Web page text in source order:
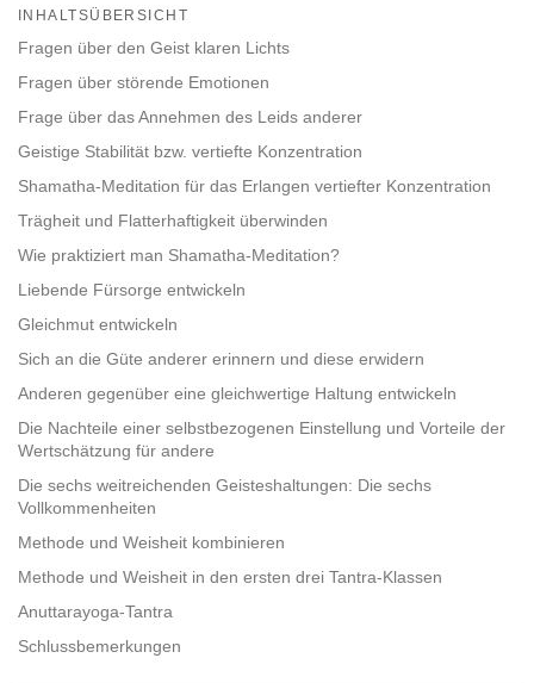
facebook
INHALTSÜBERSICHT
Fragen über den Geist klaren Lichts
Fragen über störende Emotionen
Frage über das Annehmen des Leids anderer
Geistige Stabilität bzw. vertiefte Konzentration
Shamatha-Meditation für das Erlangen vertiefter Konzentration
Trägheit und Flatterhaftigkeit überwinden
Wie praktiziert man Shamatha-Meditation?
Liebende Fürsorge entwickeln
Gleichmut entwickeln
Sich an die Güte anderer erinnern und diese erwidern
Anderen gegenüber eine gleichwertige Haltung entwickeln
Die Nachteile einer selbstbezogenen Einstellung und Vorteile der
Wertschätzung für andere
Die sechs weitreichenden Geisteshaltungen: Die sechs
Vollkommenheiten
Methode und Weisheit kombinieren
Methode und Weisheit in den ersten drei Tantra-Klassen
Anuttarayoga-Tantra
Schlussbemerkungen